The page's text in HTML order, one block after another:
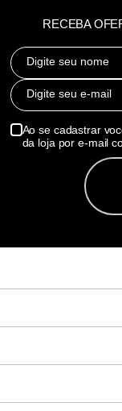
RECEBA
Digite seu nome
Digite seu e-mail
Ao se cadastrar
da loja por e-mail